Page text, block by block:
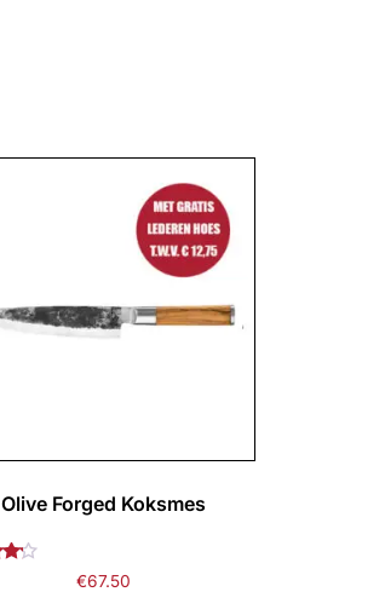
Olive Forged Koksmes
€67.50